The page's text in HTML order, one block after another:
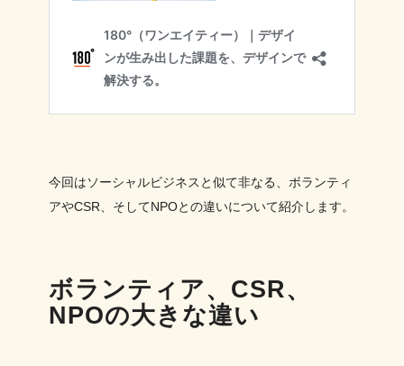
今回はソーシャルビジネスと似て非なる、ボランティ
アやCSR、そしてNPOとの違いについて紹介します。
ボランティア、CSR、
NPOの大きな違い